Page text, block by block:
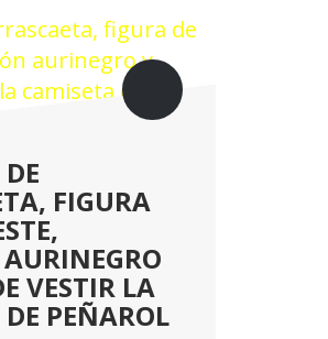
FIGURA
VESTIR LA
PEÑAROL